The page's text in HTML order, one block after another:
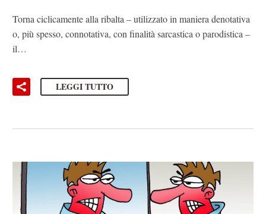
Torna ciclicamente alla ribalta – utilizzato in maniera denotativa
o, più spesso, connotativa, con finalità sarcastica o parodistica –
il…
LEGGI TUTTO